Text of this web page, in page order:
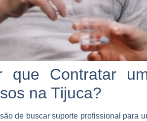
que Contratar
na Tijuca?
de buscar suporte profissional para